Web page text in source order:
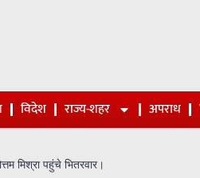
विदेश राज्य-शहर अपराध
मिश्रा पहुंचे भितरवार।